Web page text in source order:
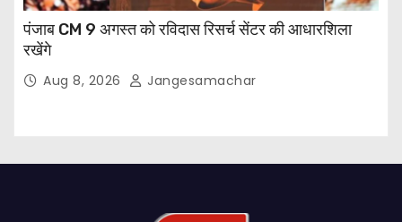
पंजाब CM 9 अगस्त को रविदास रिसर्च सेंटर की आधारशिला
रखेंगे
Aug 8, 2026 Jangesamachar